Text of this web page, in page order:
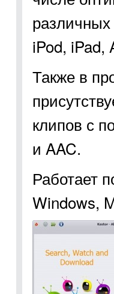
различных
iPod, iPad,
Также в
клипов с
и AAC.
Работает
Windows,